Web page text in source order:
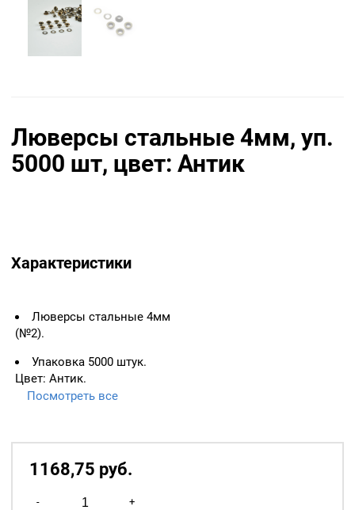
Люверсы стальные 4мм, уп.
5000 шт, цвет: Антик
Характеристики
Люверсы стальные 4мм
(№2).
Упаковка 5000 штук.
Цвет: Антик.
ВАЖНО:
ПО ВНУТРЕННЕМУ
люверсов
— укрепление
Посмотреть все
1168,75 руб.
- +